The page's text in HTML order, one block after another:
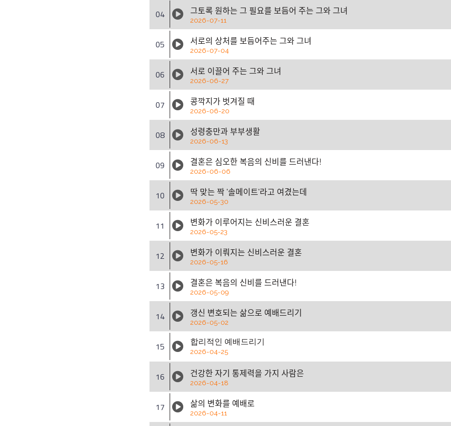
04 그토록 원하는 그 필요를 보듬어 주는 그와 그녀
2026-07-11
05 서로의 상처를 보듬어주는 그와 그녀
2026-07-04
06 서로 이끌어 주는 그와 그녀
2026-06-27
07 콩깍지가 벗겨질 때
2026-06-20
08 성령충만과 부부생활
2026-06-13
09 결혼은 심오한 복음의 신비를 드러낸다!
2026-06-06
10 딱 맞는 짝 '솔메이트'라고 여겼는데
2026-05-30
11 변화가 이루어지는 신비스러운 결혼
2026-05-23
12 변화가 이뤄지는 신비스러운 결혼
2026-05-16
13 결혼은 복음의 신비를 드러낸다!
2026-05-09
14 갱신 변호되는 삶으로 예배드리기
2026-05-02
15 합리적인 예배드리기
2026-04-25
16 건강한 자기 통제력을 가지 사람은
2026-04-18
17 삶의 변화를 예배로
2026-04-11